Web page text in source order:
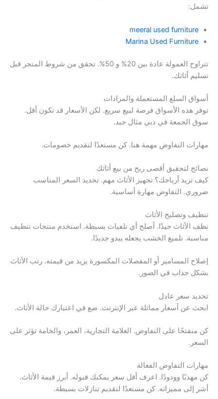
تشمل:
meeral used furniture
Marina Used Furniture
تتراوح العمولة عادة بين 20% و 50%. تحقق من شروط المتجر قبل
تسليم أثاثك.
أسواق السلع المستعملة والمزادات
توفر هذه الأسواق فرصة لبيع سريع. لكن الأسعار قد تكون أقل.
سوق الجمعة في دبي مثال جيد.
مهارات التفاوض مهمة هنا. كن مستعدًا لتقديم خصومات.
نصائح لتحقيق أقصى ربح من بيع أثاثك
كيف تزيد أرباحك؟ تجهيز الأثاث مهم. تحديد السعر المناسب
ضروري. التفاوض مهارة أساسية.
تنظيف وتصليح الأثاث
نظف الأثاث جيدًا. أصلح أي تلفيات بسيطة. استخدم منتجات تنظيف
مناسبة. تلميع الخشب يجعله يبدو جديدًا.
إصلاح المسامير أو المفصلات المكسورة يزيد من قيمته. رتب الأثاث
بشكل جذاب في الصور.
تحديد سعر عادل
ابحث عن أسعار مماثلة عبر الإنترنت. ضع في اعتبارك حالة الأثاث.
كن منفتحًا على التفاوض. العلامة التجارية، العمر، والخامة تؤثر على
السعر.
مهارات التفاوض الفعالة
كن مهذبًا وودودًا. اعرف أقل سعر يمكنك قبوله. أبرز قيمة الأثاث.
أشر إلى مميزاته. كن مستعدًا لتقديم تنازلات بسيطة.